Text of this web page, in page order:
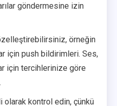
göndermesine izin
örneğin
için push bildirimleri. Ses,
için tercihlerinize göre
olarak kontrol edin, çünkü